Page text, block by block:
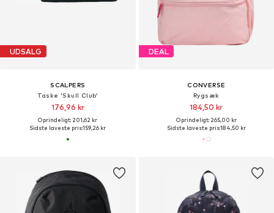
UDSALG
SCALPERS
Taske 'Skull Club'
176,96 kr
Oprindeligt: 201,62 kr
Sidste laveste pris:159,26 kr
DEAL
CONVERSE
Rygsæk
184,50 kr
Oprindeligt: 265,00 kr
Sidste laveste pris:184,50 kr